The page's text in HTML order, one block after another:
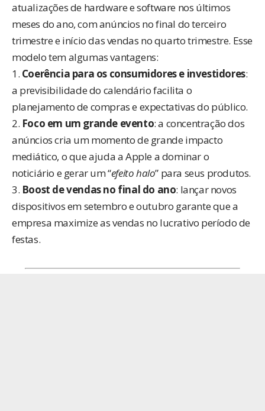
atualizações de hardware e software nos últimos
meses do ano, com anúncios no final do terceiro
trimestre e início das vendas no quarto trimestre. Esse
modelo tem algumas vantagens:
1. Coerência para os consumidores e investidores:
a previsibilidade do calendário facilita o
planejamento de compras e expectativas do público.
2. Foco em um grande evento: a concentração dos
anúncios cria um momento de grande impacto
mediático, o que ajuda a Apple a dominar o
noticiário e gerar um “efeito halo” para seus produtos.
3. Boost de vendas no final do ano: lançar novos
dispositivos em setembro e outubro garante que a
empresa maximize as vendas no lucrativo período de
festas.